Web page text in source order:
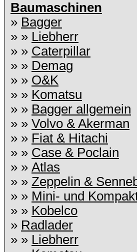
Baumaschinen
» Bagger
» » Liebherr
» » Caterpillar
» » Demag
» » O&K
» » Komatsu
» » Bagger allgemein
» » Volvo & Akerman
» » Fiat & Hitachi
» » Case & Poclain
» » Atlas
» » Zeppelin &
» » Mini- und
» » Kobelco
» Radlader
» » Liebherr